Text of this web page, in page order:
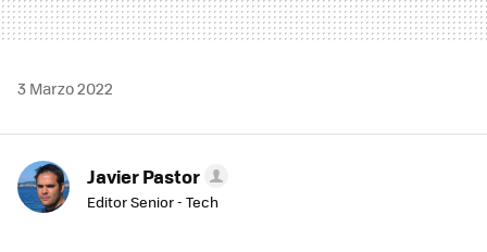
3 Marzo 2022
Javier Pastor
Editor Senior - Tech